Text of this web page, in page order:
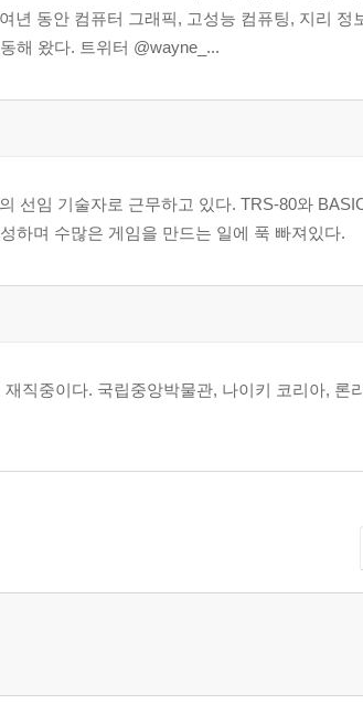
년 동안 컴퓨터 그래픽, 고성능 컴퓨팅, 지리 정
해 왔다. 트위터 @wayne_...
선임 기술자로 근무하고 있다. TRS-80와
하며 수많은 게임을 만드는 일에 푹 빠져있다.
직중이다. 국립중앙박물관, 나이키 코리아, 론